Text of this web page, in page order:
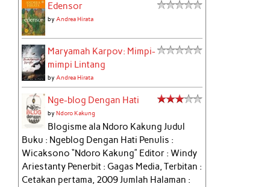
Edensor
byAndrea Hirata
Maryamah Karpov: Mimpi-
mimpi Lintang
byAndrea Hirata
Nge-blog Dengan Hati
byNdoro Kakung
Blogisme ala Ndoro Kakung Judul
Buku : Ngeblog Dengan Hati Penulis :
Wicaksono “Ndoro Kakung” Editor : Windy
Ariestanty Penerbit : Gagas Media, Terbitan :
Cetakan pertama, 2009 Jumlah Halaman :